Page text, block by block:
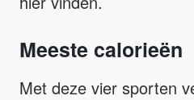
Meeste calorieën
Met deze vier sporten